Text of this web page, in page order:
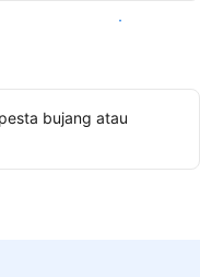
Lihat ketersediaan
bujang atau